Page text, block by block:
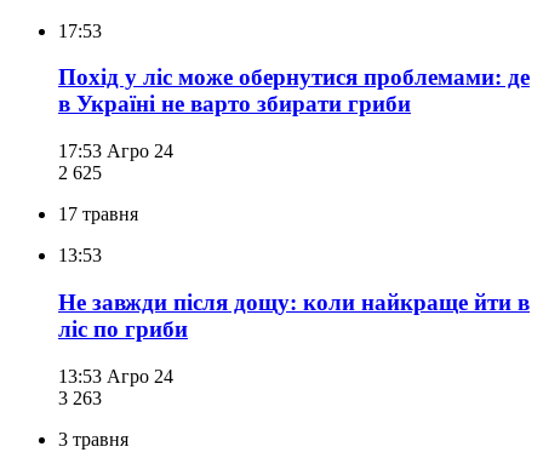
17:53
Похід у ліс може обернутися проблемами: де
в Україні не варто збирати гриби
17:53 Агро 24
2 625
17 травня
13:53
Не завжди після дощу: коли найкраще йти в
ліс по гриби
13:53 Агро 24
3 263
3 травня